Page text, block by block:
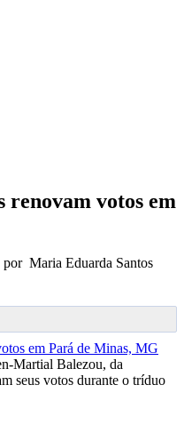
renovam votos em
por Maria Eduarda Santos
Martial Balezou, da
seus votos durante o tríduo